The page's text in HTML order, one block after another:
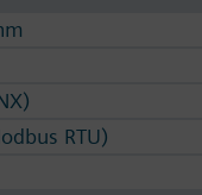
RTU)